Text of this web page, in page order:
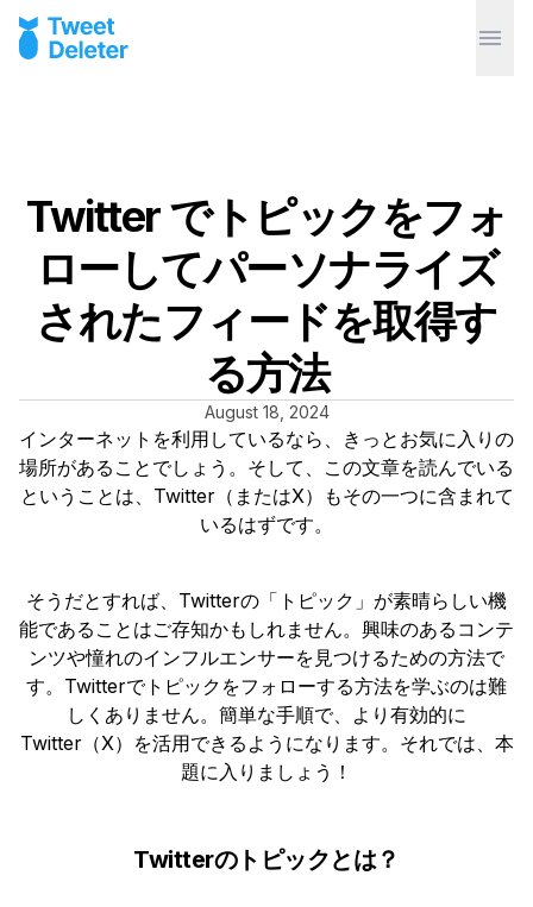
Twitter でトピックをフォ
ローしてパーソナライズ
されたフィードを取得す
る方法
August 18, 2024
インターネットを利用しているなら、きっとお気に入りの
場所があることでしょう。そして、この文章を読んでいる
ということは、Twitter（またはX）もその一つに含まれて
いるはずです。
そうだとすれば、Twitterの「トピック」が素晴らしい機
能であることはご存知かもしれません。興味のあるコンテ
ンツや憧れのインフルエンサーを見つけるための方法で
す。Twitterでトピックをフォローする方法を学ぶのは難
しくありません。簡単な手順で、より有効的に
Twitter（X）を活用できるようになります。それでは、本
題に入りましょう！
Twitterのトピックとは？